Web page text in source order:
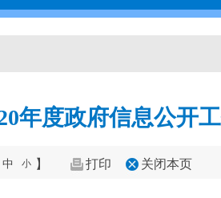
年度政府信息公开
中 小 】 打印 关闭本页